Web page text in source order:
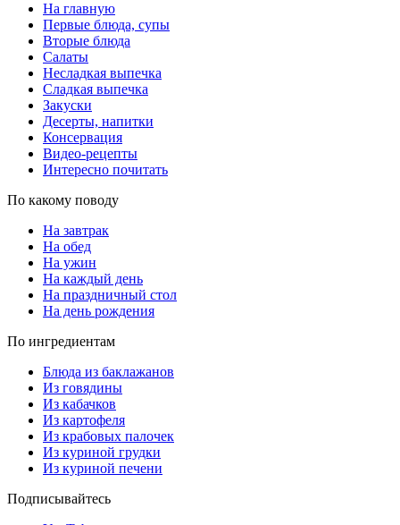
На главную
Первые блюда, супы
Вторые блюда
Салаты
Несладкая выпечка
Сладкая выпечка
Закуски
Десерты, напитки
Консервация
Видео-рецепты
Интересно почитать
По какому поводу
На завтрак
На обед
На ужин
На каждый день
На праздничный стол
На день рождения
По ингредиентам
Блюда из баклажанов
Из говядины
Из кабачков
Из картофеля
Из крабовых палочек
Из куриной грудки
Из куриной печени
Подписывайтесь